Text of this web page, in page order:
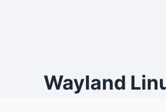
Wayland